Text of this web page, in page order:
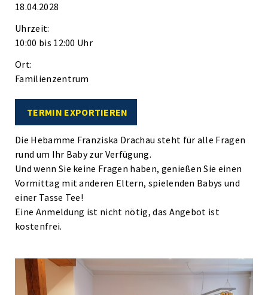
18.04.2028
Uhrzeit:
10:00 bis 12:00 Uhr
Ort:
Familienzentrum
TERMIN EXPORTIEREN
Die Hebamme Franziska Drachau steht für alle Fragen
rund um Ihr Baby zur Verfügung.
Und wenn Sie keine Fragen haben, genießen Sie einen
Vormittag mit anderen Eltern, spielenden Babys und
einer Tasse Tee!
Eine Anmeldung ist nicht nötig, das Angebot ist
kostenfrei.